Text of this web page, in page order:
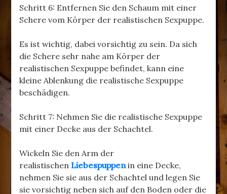
Schritt 6: Entfernen Sie den Schaum mit einer
Schere vom Körper der realistischen Sexpuppe.
Es ist wichtig, dabei vorsichtig zu sein. Da sich
die Schere sehr nahe am Körper der
realistischen Sexpuppe befindet, kann eine
kleine Ablenkung die realistische Sexpuppe
beschädigen.
Schritt 7: Nehmen Sie die realistische Sexpuppe
mit einer Decke aus der Schachtel.
Wickeln Sie den Arm der
realistischenLiebespuppenin eine Decke,
nehmen Sie sie aus der Schachtel und legen Sie
sie vorsichtig neben sich auf den Boden oder die